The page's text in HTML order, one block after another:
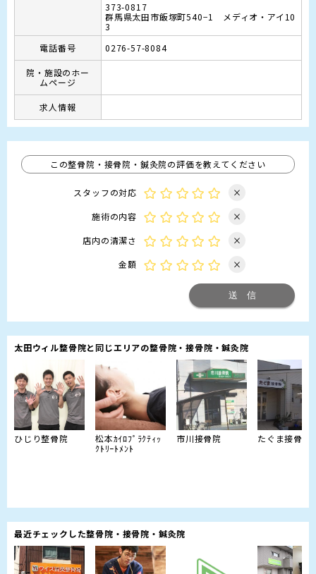
373-0817
群馬県太田市飯塚町540−1 メディオ・アイ10
3
電話番号
0276-57-8084
院・施設のホー
ムページ
求人情報
この整骨院・接骨院・鍼灸院の評価を教えてください
スタッフの対応
×
施術の内容
×
店内の清潔さ
×
金額
×
太田ウィル整骨院と同じエリアの整骨院・接骨院・鍼灸院
ひじり整骨院
松本ｶｲﾛﾌﾟﾗｸﾃｨｯ
ｸﾄﾘｰﾄﾒﾝﾄ
市川接骨院 たぐま接骨院
最近チェックした整骨院・接骨院・鍼灸院